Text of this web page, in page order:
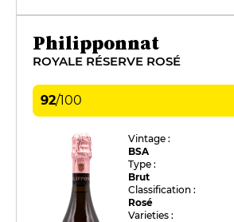
Philipponnat
ROYALE RÉSERVE ROSÉ
92/100
Vintage :
BSA
Type :
Brut
Classification :
Rosé
Varieties :